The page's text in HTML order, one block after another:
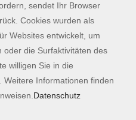
Kontaktformular
Impressum
AGB
Datenschutzerklärung
sendet Ihr Browser
Cookies wurden als
Websites entwickelt, um
oder die Surfaktivitäten des
willigen Sie in die
Weitere Informationen finden
Datenschutz